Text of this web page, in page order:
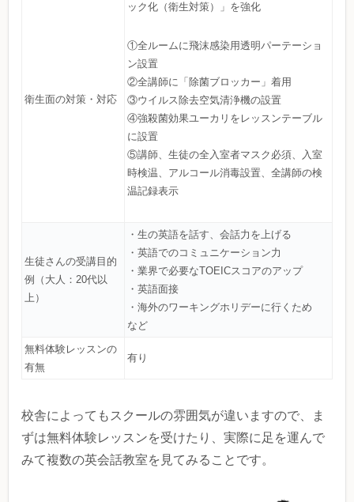
衛生面の対策・対応
ック化（衛生対策）」を強化
①全ルームに飛沫感染用透明パーテーショ
ン設置
②全講師に「除菌ブロッカー」着用
③ウイルス除去空気清浄機の設置
④強殺菌効果ユーカリをレッスンテーブル
に設置
⑤講師、生徒の全入室者マスク必須、入室
時検温、アルコール消毒設置、全講師の検
温記録表示
生徒さんの受講目的
例（大人：20代以
上）
・生の英語を話す、会話力を上げる
・英語でのコミュニケーション力
・業界で必要なTOEICスコアのアップ
・英語面接
・海外のワーキングホリデーに行くため
など
無料体験レッスンの
有無
有り
校舎によってもスクールの雰囲気が違いますので、ま
ずは無料体験レッスンを受けたり、実際に足を運んで
みて複数の英会話教室を見てみることです。